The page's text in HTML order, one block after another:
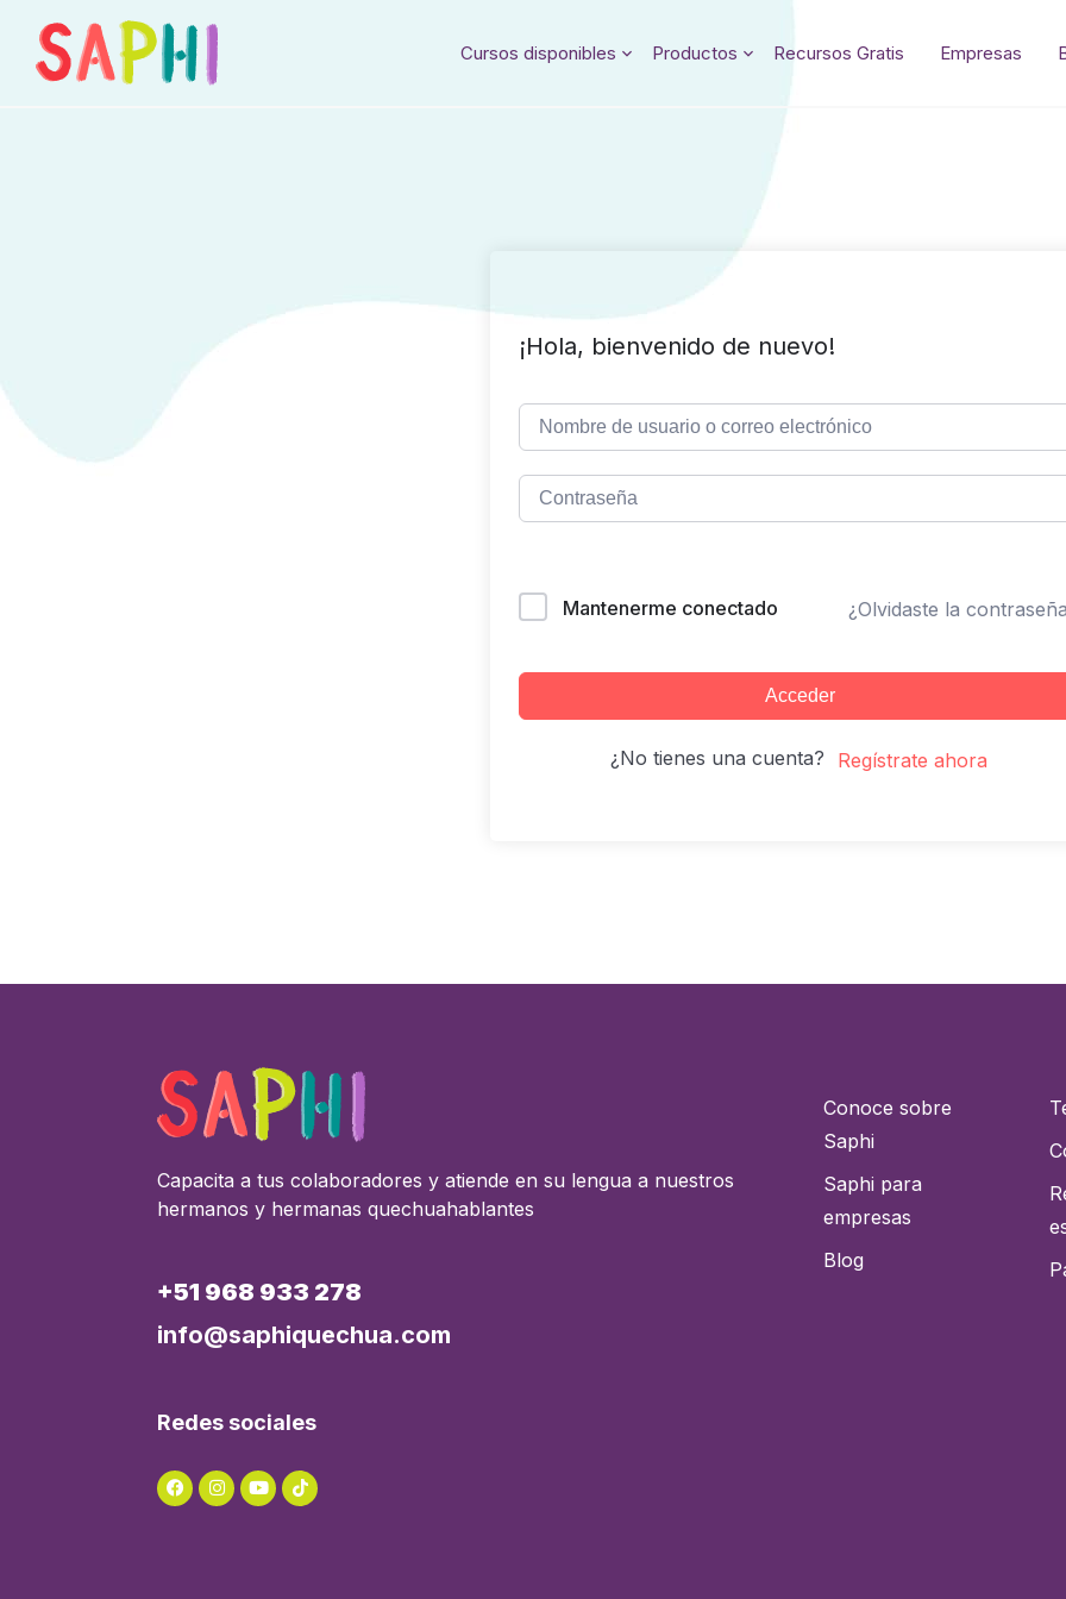
Cursos disponibles Productos Recursos Gratis Empresas
¡Hola, bienvenido de nuevo!
Mantenerme conectado ¿Olvidaste la
Acceder
¿No tienes una cuenta? Regístrate ahora
Capacita a tus colaboradores y atiende en su lengua a nuestros
hermanos y hermanas quechuahablantes
+51 968 933 278
info@saphiquechua.com
Redes sociales
Conoce sobre
Saphi
Saphi para
empresas
Blog